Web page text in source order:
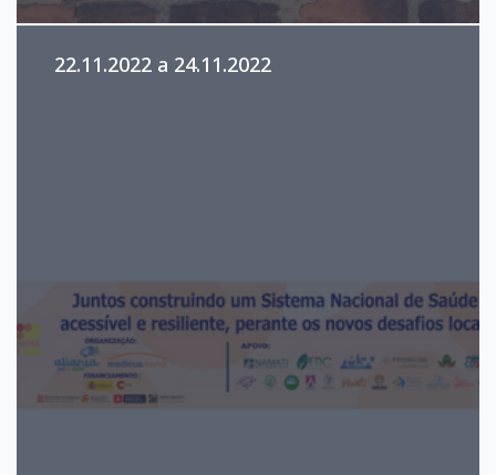
22.11.2022 a 24.11.2022